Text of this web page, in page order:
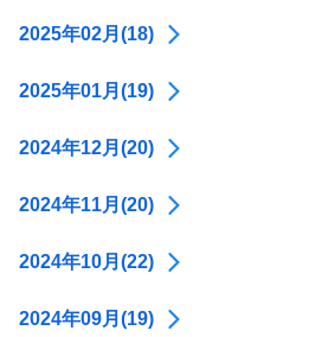
2025年02月(18)
2025年01月(19)
2024年12月(20)
2024年11月(20)
2024年10月(22)
2024年09月(19)